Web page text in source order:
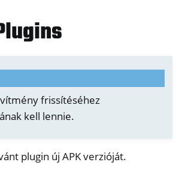
frissítéséhez
kell lennie.
plugin új APK verzióját.